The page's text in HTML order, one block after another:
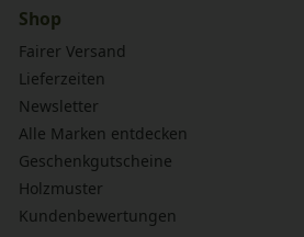
Shop
Fairer Versand
Lieferzeiten
Newsletter
Alle Marken entdecken
Geschenkgutscheine
Holzmuster
Kundenbewertungen